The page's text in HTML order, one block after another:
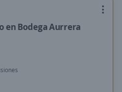
en Bodega Aurrera